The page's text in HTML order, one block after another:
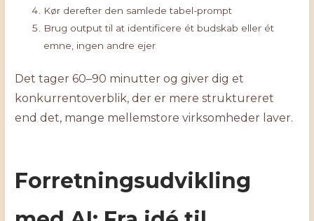
Kør derefter den samlede tabel-prompt
Brug output til at identificere ét budskab eller ét
emne, ingen andre ejer
Det tager 60–90 minutter og giver dig et
konkurrentoverblik, der er mere struktureret
end det, mange mellemstore virksomheder laver.
Forretningsudvikling